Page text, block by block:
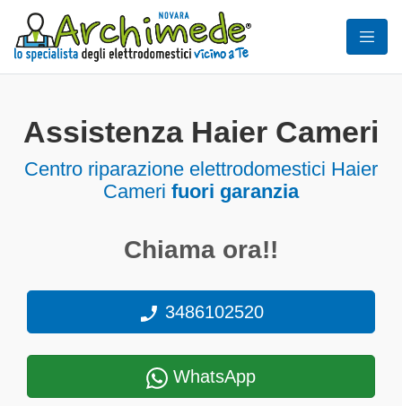
Assistenza Haier Cameri
Centro riparazione elettrodomestici Haier
Cameri fuori garanzia
Chiama ora!!
3486102520
WhatsApp